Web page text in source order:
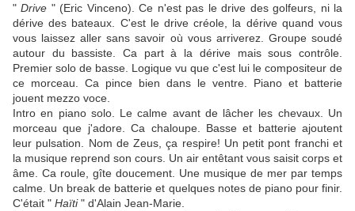
"Drive " (Eric Vinceno). Ce n'est pas le drive des golfeurs, ni la
dérive des bateaux. C'est le drive créole, la dérive quand vous
vous laissez aller sans savoir où vous arriverez. Groupe soudé
autour du bassiste. Ca part à la dérive mais sous contrôle.
Premier solo de basse. Logique vu que c'est lui le compositeur de
ce morceau. Ca pince bien dans le ventre. Piano et batterie
jouent mezzo voce.
Intro en piano solo. Le calme avant de lâcher les chevaux. Un
morceau que j'adore. Ca chaloupe. Basse et batterie ajoutent
leur pulsation. Nom de Zeus, ça respire! Un petit pont franchi et
la musique reprend son cours. Un air entêtant vous saisit corps et
âme. Ca roule, gîte doucement. Une musique de mer par temps
calme. Un break de batterie et quelques notes de piano pour finir.
C'était " Haïti" d'Alain Jean-Marie.